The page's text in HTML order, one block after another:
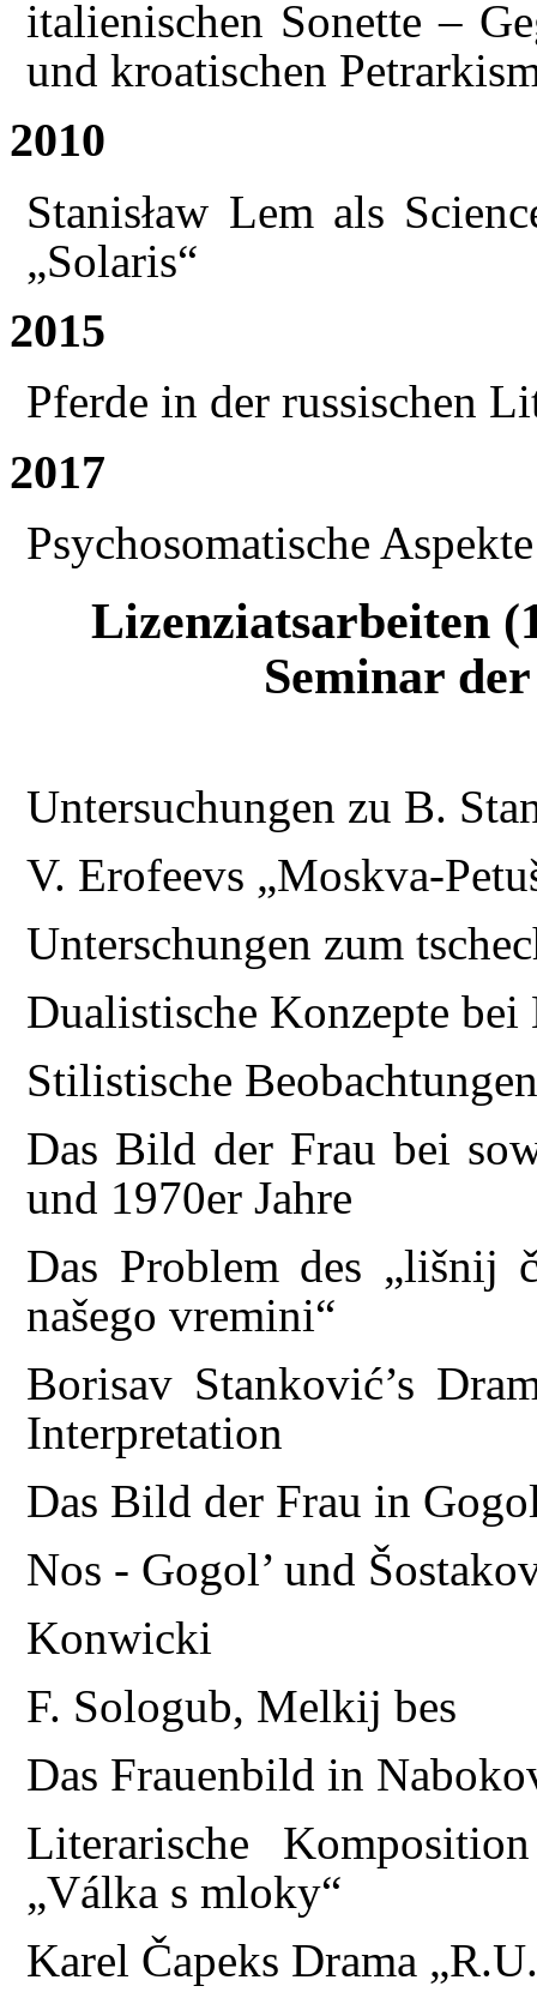
italienischen Sonette –
und kroatischen
2010
Stanisław Lem als
„Solaris“
2015
Pferde in der russischen
2017
Psychosomatische
Lizenziatsarbeiten
Seminar
Untersuchungen zu B.
V. Erofeevs „Moskva-
Unterschungen zum
Dualistische Konzepte
Stilistische
Das Bild der Frau bei
und 1970er Jahre
Das Problem des „lišnij
našego vremini“
Borisav Stanković’s
Interpretation
Das Bild der Frau in
Nos - Gogol’ und
Konwicki
F. Sologub, Melkij bes
Das Frauenbild in
Literarische
„Válka s mloky“
Karel Čapeks Drama